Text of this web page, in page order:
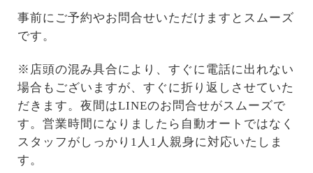
事前にご予約やお問合せいただけますとスムーズ
です。
※店頭の混み具合により、すぐに電話に出れない
場合もございますが、すぐに折り返しさせていた
だきます。夜間はLINEのお問合せがスムーズで
す。営業時間になりましたら自動オートではなく
スタッフがしっかり1人1人親身に対応いたしま
す。